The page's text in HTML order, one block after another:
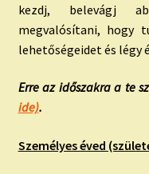
kezdj, belevágj
megvalósítani, hogy
lehetőségeidet és légy
Erre az időszakra a te
ide).
Személyes éved